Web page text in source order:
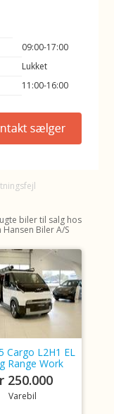
09:00-17:00
Lukket
11:00-16:00
biler til salg hos
Hansen Biler A/S
Cargo L2H1 EL
Range Work
250.000
Varebil